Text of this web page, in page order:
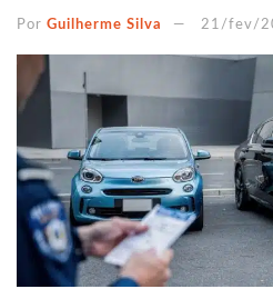
Por Guilherme Silva 21/fev/